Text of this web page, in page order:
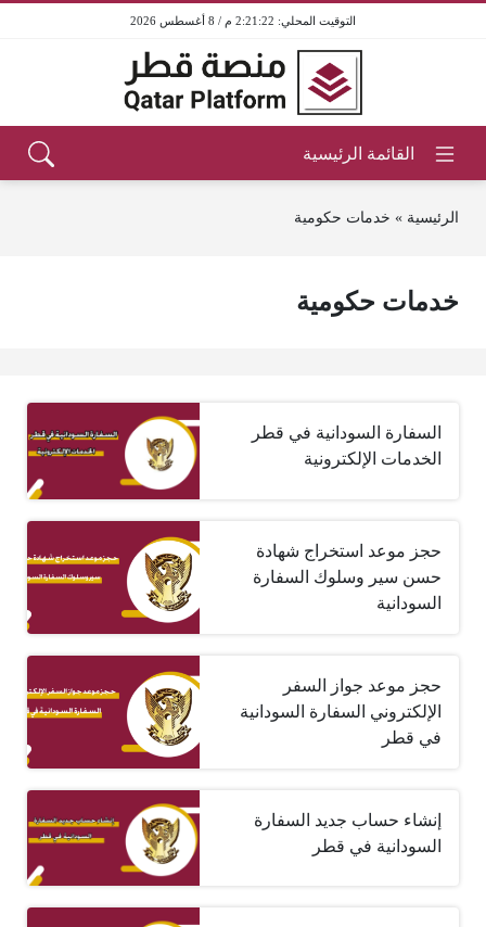
2:21:22 م / 8 أغسطس 2026
الرئيسية » خدمات حكومية
خدمات حكومية
السفارة السودانية في قطر
الخدمات الإلكترونية
حجز موعد استخراج شهادة
حسن سير وسلوك السفارة
السودانية
حجز موعد جواز السفر
الإلكتروني السفارة السودانية
في قطر
إنشاء حساب جديد السفارة
السودانية في قطر